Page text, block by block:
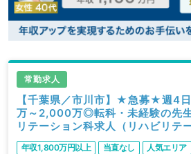
常勤求人
【千葉県／市川市】★急募★週4
万～2,000万◎転科・未経験の先
リテーション科求人（リハビリテ
年収1,800万円以上 当直なし 人気エリア